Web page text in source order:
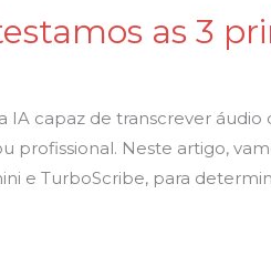
as 3
IA capaz de transcrever
profissional. Neste artigo,
e TurboScribe, para